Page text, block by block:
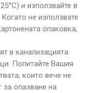
и използвайте в
не използвате
опаковка,
в канализацията
Попитайте Вашия
които вече не
за опазване на